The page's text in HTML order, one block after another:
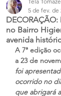
no Bairro
avenida
5 de fev. de
A 7ª edição
a 23 de
foi
ocorrido no
que abrigará